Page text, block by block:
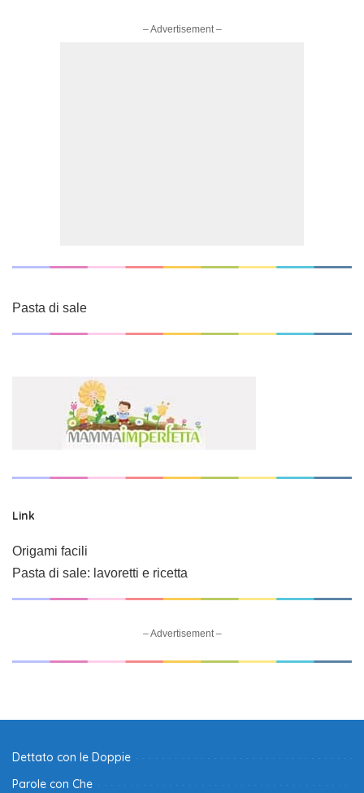
– Advertisement –
Pasta di sale
Link
Origami facili
Pasta di sale: lavoretti e ricetta
– Advertisement –
Dettato con le Doppie
Parole con Che